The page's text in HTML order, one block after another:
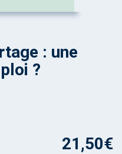
: une
?
21,50€